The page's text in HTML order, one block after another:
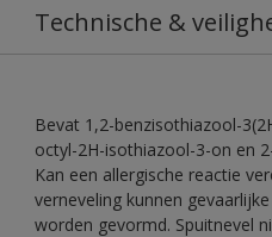
Technische &
Bevat 1,2-benzisothiazool-
octyl-2H-isothiazool-3-on en
Kan een allergische reactie
verneveling kunnen
worden gevormd. Spuitnevel